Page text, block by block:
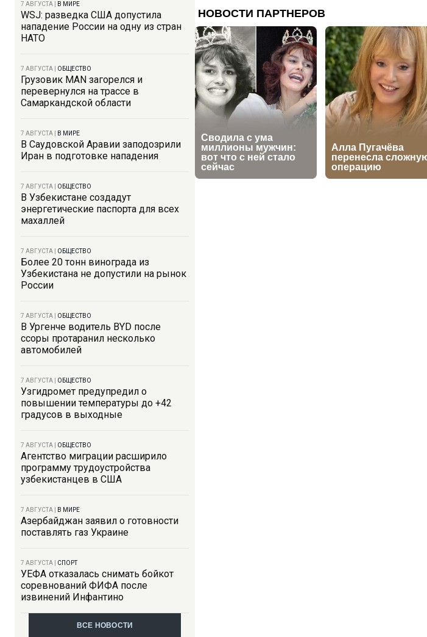
7 АВГУСТА В МИРЕ
WSJ: разведка США допустила
нападение России на одну из стран
НАТО
7 АВГУСТА ОБЩЕСТВО
Грузовик MAN загорелся и
перевернулся на трассе в
Самаркандской области
7 АВГУСТА В МИРЕ
В Саудовской Аравии заподозрили
Иран в подготовке нападения
7 АВГУСТА ОБЩЕСТВО
В Узбекистане создадут
энергетические паспорта для всех
махаллей
7 АВГУСТА ОБЩЕСТВО
Более 20 тонн винограда из
Узбекистана не допустили на рынок
России
7 АВГУСТА ОБЩЕСТВО
В Ургенче водитель BYD после
ссоры протаранил несколько
автомобилей
7 АВГУСТА ОБЩЕСТВО
Узгидромет предупредил о
повышении температуры до +42
градусов в выходные
7 АВГУСТА ОБЩЕСТВО
Агентство миграции расширило
программу трудоустройства
узбекистанцев в США
7 АВГУСТА В МИРЕ
Азербайджан заявил о готовности
поставлять газ Украине
7 АВГУСТА СПОРТ
УЕФА отказалась снимать бойкот
соревнований ФИФА после
извинений Инфантино
ВСЕ НОВОСТИ